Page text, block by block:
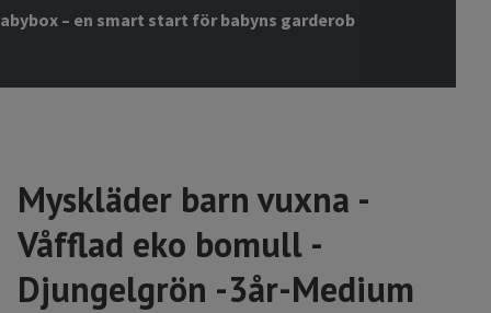
– en smart start för babyns garderob
Myskläder barn vuxna -
Våfflad eko bomull -
Djungelgrön -3år-Medium